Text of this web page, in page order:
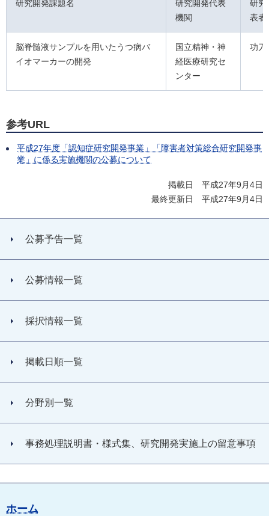
研究開発課題名
研究開発代表
機関
研究
表者
脳脊髄液サンプルを用いたうつ病バ
イオマーカーの開発
国立精神・神
経医療研究セ
ンター
功
参考URL
平成27年度「認知症研究開発事業」「障害者対策総合研究開発事
業」に係る実施機関の公募について
掲載日 平成27年9月4日
最終更新日 平成27年9月4日
公募予告一覧
公募情報一覧
採択情報一覧
掲載日順一覧
分野別一覧
事務処理説明書・様式集、研究開発実施上の留意事項
ホーム